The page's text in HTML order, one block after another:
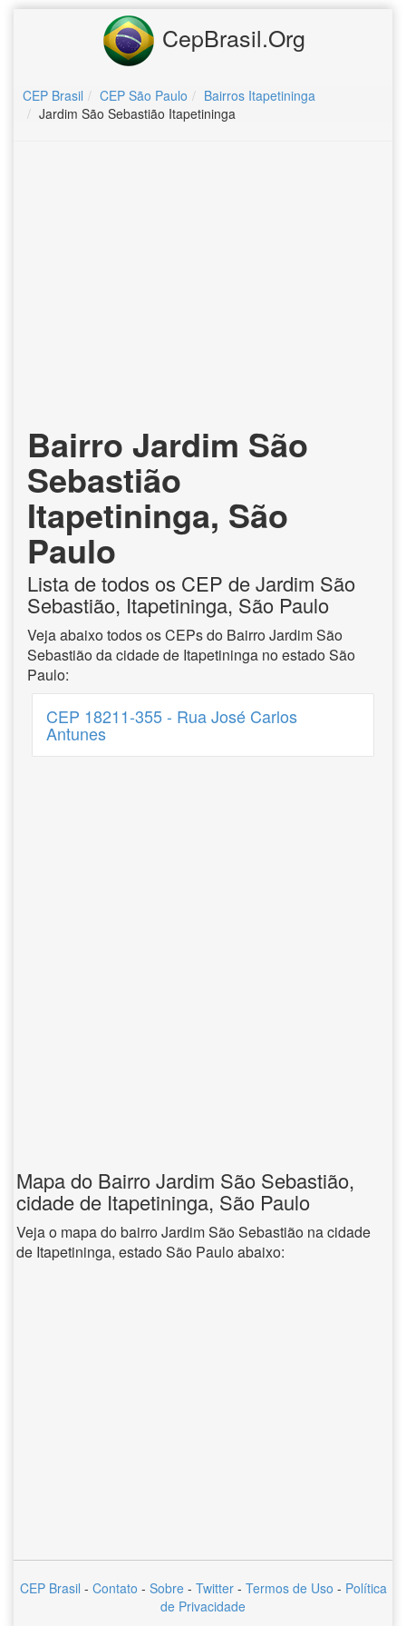
CepBrasil.Org
CEP Brasil CEP São Paulo
Bairros Itapetininga
Jardim São Sebastião Itapetininga
Bairro Jardim São
Sebastião
Itapetininga, São
Paulo
Lista de todos os CEP de Jardim São
Sebastião, Itapetininga, São Paulo
Veja abaixo todos os CEPs do Bairro Jardim São
Sebastião da cidade de Itapetininga no estado São
Paulo:
CEP 18211-355 - Rua José Carlos
Antunes
Mapa do Bairro Jardim São Sebastião,
cidade de Itapetininga, São Paulo
Veja o mapa do bairro Jardim São Sebastião na cidade
de Itapetininga, estado São Paulo abaixo:
CEP Brasil - Contato - Sobre - Twitter - Termos de Uso - Política
de Privacidade